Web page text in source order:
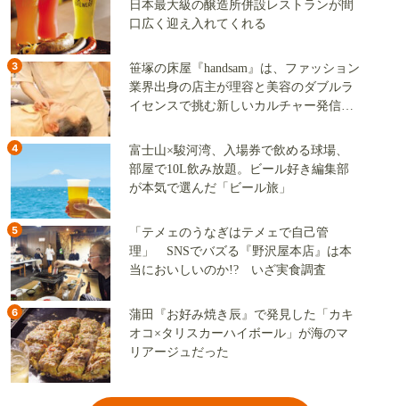
日本最大級の醸造所併設レストランが間
口広く迎え入れてくれる
3
笹塚の床屋『handsam』は、ファッション
業界出身の店主が理容と美容のダブルラ
イセンスで挑む新しいカルチャー発信基
4
富士山×駿河湾、入場券で飲める球場、
部屋で10L飲み放題。ビール好き編集部
が本気で選んだ「ビール旅」
5
「テメェのうなぎはテメェで自己管
理」 SNSでバズる『野沢屋本店』は本
当においしいのか!? いざ実食調査
6
蒲田『お好み焼き辰』で発見した「カキ
オコ×タリスカーハイボール」が海のマ
リアージュだった